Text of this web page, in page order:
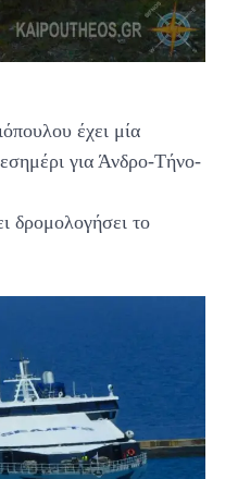
έχει μία
για Άνδρο-Τήνο-
δρομολογήσει το